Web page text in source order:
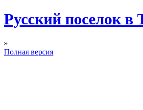
Русский поселок в
»
Полная версия